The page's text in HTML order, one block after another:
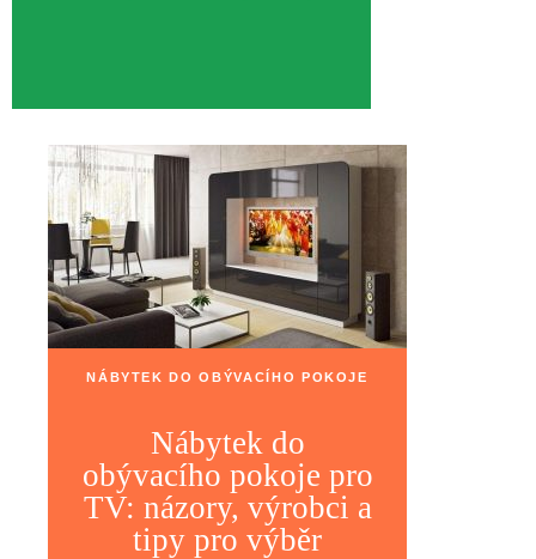
NÁBYTEK DO OBÝVACÍHO POKOJE
Nábytek do
obývacího pokoje pro
TV: názory, výrobci a
tipy pro výběr